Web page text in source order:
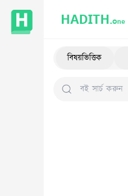
HADITH.One
বিষয়ভিত্তিক